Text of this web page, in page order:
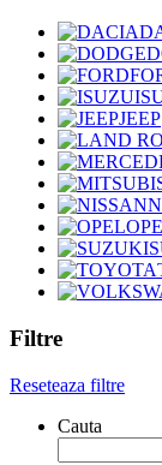
JEEP
Filtre
Reseteaza filtre
Cauta